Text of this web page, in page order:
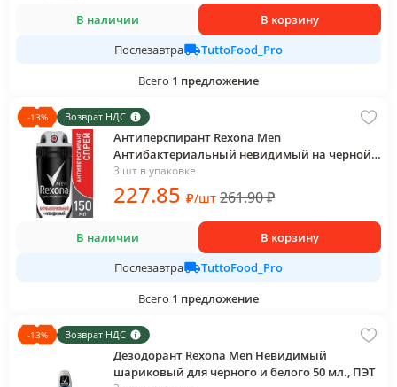
В наличии
В корзину
Послезавтра
TuttoFood_Pro
Всего 1 предложение
-13% Возврат НДС
Антиперспирант Rexona Men
Антибактериальный невидимый на черной
и белой одежде спрей 150 мл., баллон
3 шт в упаковке
227.85 ₽/шт 261.90₽
В наличии
В корзину
Послезавтра
TuttoFood_Pro
Всего 1 предложение
-13% Возврат НДС
Дезодорант Rexona Men Невидимый
шариковый для черного и белого 50 мл., ПЭТ